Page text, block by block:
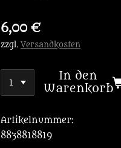
6,00 €
zzgl. Versandkosten
In den
Warenkorb
Artikelnummer:
8838818819